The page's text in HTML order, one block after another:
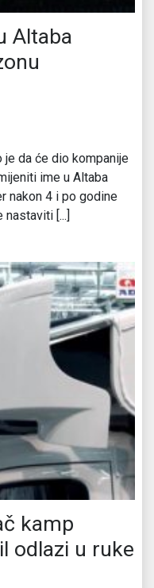
Altaba
da će dio kompanije
ime u Altaba
nakon 4 i po godine
[...]
kamp
odlazi u ruke